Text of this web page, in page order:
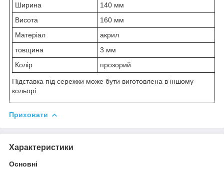
Ширина
140 мм
Висота
160 мм
Матеріал
акрил
товщина
3 мм
Колір
прозорий
Підставка під сережки може бути виготовлена в іншому
кольорі.
Приховати
Характеристики
Основні